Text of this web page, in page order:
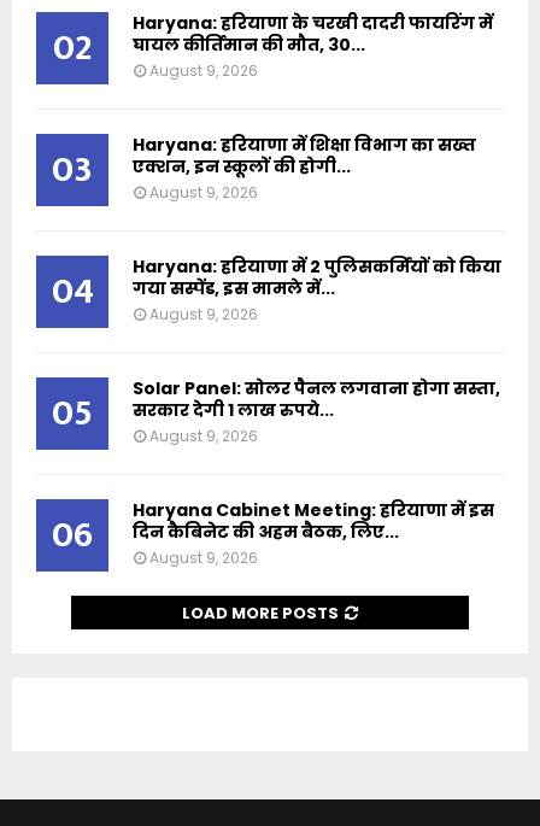
02
Haryana: हरियाणा के चरखी दादरी फायरिंग में
घायल कीर्तिमान की मौत, 30...
August 9, 2026
03
Haryana: हरियाणा में शिक्षा विभाग का सख्त
एक्शन, इन स्कूलों की होगी...
August 9, 2026
04
Haryana: हरियाणा में 2 पुलिसकर्मियों को किया
गया सस्पेंड, इस मामले में...
August 9, 2026
05
Solar Panel: सोलर पैनल लगवाना होगा सस्ता,
सरकार देगी 1 लाख रुपये...
August 9, 2026
06
Haryana Cabinet Meeting: हरियाणा में इस
दिन कैबिनेट की अहम बैठक, लिए...
August 9, 2026
LOAD MORE POSTS